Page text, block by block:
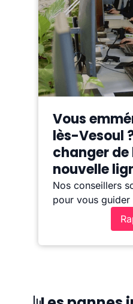
Vous
lès-Vesoul
changer de
nouvelle
Nos conseillers
pour vous guider